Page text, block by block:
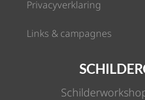
Privacyverklaring
Links & campagnes